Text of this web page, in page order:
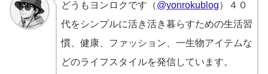
どうもヨンロクです（@yonrokublog）４０
代をシンプルに活き活き暮らすための生活習
慣、健康、ファッション、一生物アイテムな
どのライフスタイルを発信しています。